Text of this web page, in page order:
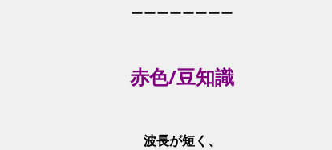
ーーーーーーーー
赤色/豆知識
波長が短く、